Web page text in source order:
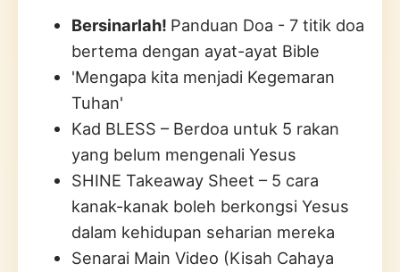
Bersinarlah! Panduan Doa - 7 titik doa
bertema dengan ayat-ayat Bible
'Mengapa kita menjadi Kegemaran
Tuhan'
Kad BLESS – Berdoa untuk 5 rakan
yang belum mengenali Yesus
SHINE Takeaway Sheet – 5 cara
kanak-kanak boleh berkongsi Yesus
dalam kehidupan seharian mereka
Senarai Main Video (Kisah Cahaya